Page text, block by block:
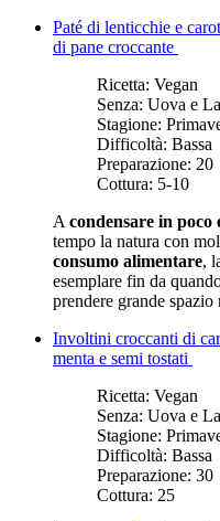
Paté di lenticchie e
di pane croccante
Ricetta: Vegan
Senza: Uova e
Stagione:
Difficoltà: Bassa
Preparazione: 20
Cottura: 5-10
A condensare in
tempo la natura con
consumo alimentare,
esemplare fin da
prendere grande spazio
Involtini croccanti di
menta e semi tostati
Ricetta: Vegan
Senza: Uova e
Stagione:
Difficoltà: Bassa
Preparazione: 30
Cottura: 25